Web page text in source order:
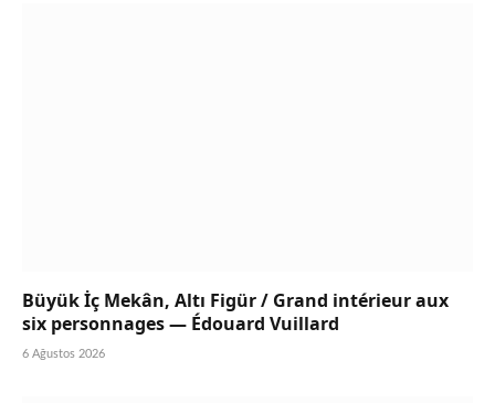
Büyük İç Mekân, Altı Figür / Grand intérieur aux
six personnages — Édouard Vuillard
6 Ağustos 2026